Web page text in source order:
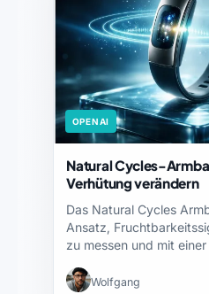
OPENAI
Natural Cycles-
Verhütung verändern
Das Natural Cycles
Ansatz,
zu messen und mit
Wolfgang